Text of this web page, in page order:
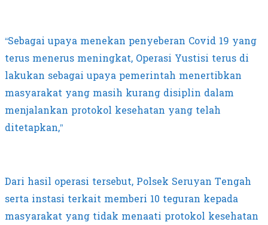
“Sebagai upaya menekan penyeberan Covid 19 yang
terus menerus meningkat, Operasi Yustisi terus di
lakukan sebagai upaya pemerintah menertibkan
masyarakat yang masih kurang disiplin dalam
menjalankan protokol kesehatan yang telah
ditetapkan,”
Dari hasil operasi tersebut, Polsek Seruyan Tengah
serta instasi terkait memberi 10 teguran kepada
masyarakat yang tidak menaati protokol kesehatan